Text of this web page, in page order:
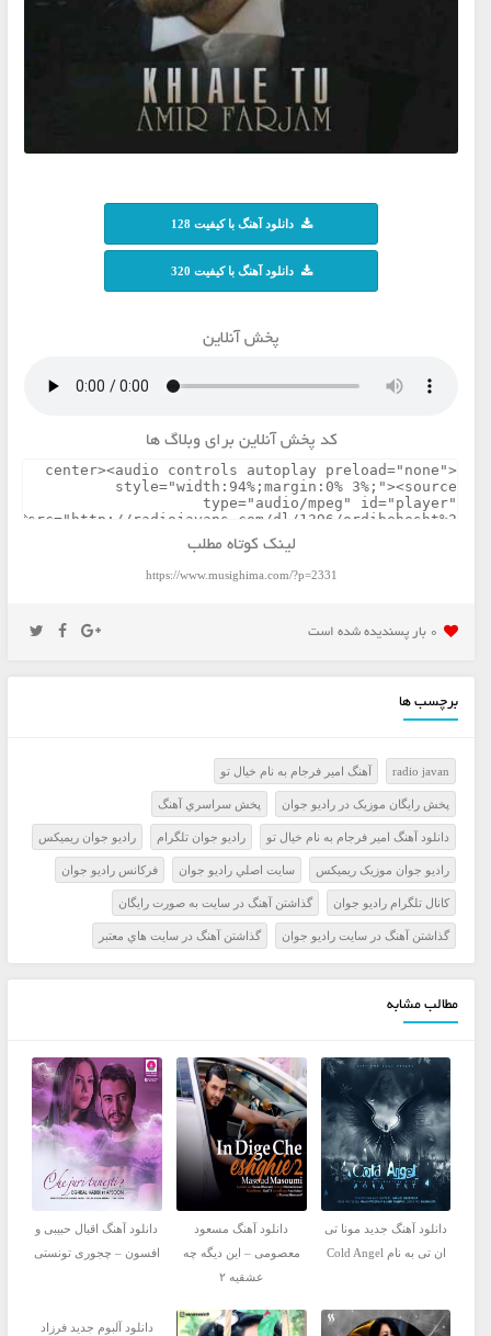
دانلود آهنگ با کیفیت 128
دانلود آهنگ با کیفیت 320
پخش آنلاین
کد پخش آنلاین برای وبلاگ ها
لینک کوتاه مطلب
https://www.musighima.com/?p=2331
0 بار پسنديده شده است
برچسب ها
radio javan آهنگ امیر فرجام به نام خیال تو
پخش رايگان موزيک در راديو جوان پخش سراسري آهنگ
دانلود آهنگ امیر فرجام به نام خیال تو راديو جوان تلگرام راديو جوان ريميکس
راديو جوان موزيک ريميکس سايت اصلي راديو جوان فرکانس راديو جوان
کانال تلگرام راديو جوان گذاشتن آهنگ در سايت به صورت رايگان
گذاشتن آهنگ در سايت راديو جوان گذاشتن آهنگ در سايت هاي معتبر
مطالب مشابه
دانلود آهنگ جدید مونا تی
ان تی به نام Cold Angel
دانلود آهنگ مسعود
معصومی – این دیگه چه
عشقیه ۲
دانلود آهنگ اقبال حبیبی و
افسون – چجوری تونستی
دانلود آلبوم جدید فرزاد